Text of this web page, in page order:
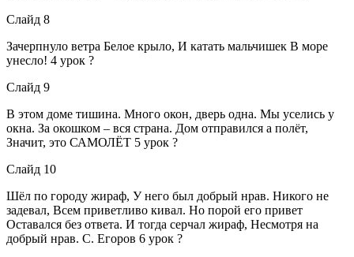
Слайд 8
Зачерпнуло ветра Белое крыло, И катать мальчишек В море
унесло! 4 урок ?
Слайд 9
В этом доме тишина. Много окон, дверь одна. Мы уселись у
окна. За окошком – вся страна. Дом отправился а полёт,
Значит, это САМОЛЁТ 5 урок ?
Слайд 10
Шёл по городу жираф, У него был добрый нрав. Никого не
задевал, Всем приветливо кивал. Но порой его привет
Оставался без ответа. И тогда серчал жираф, Несмотря на
добрый нрав. С. Егоров 6 урок ?